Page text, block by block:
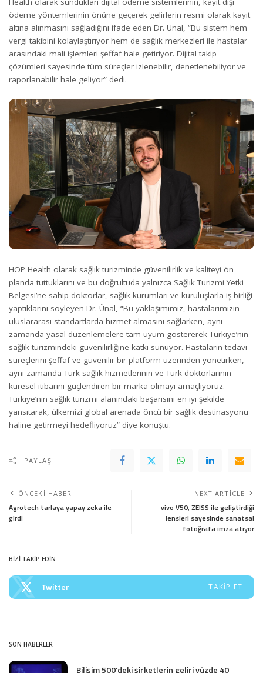
ödeme yöntemlerinin önüne geçerek gelirlerin resmi olarak kayıt
altına alınmasını sağladığını ifade eden Dr. Ünal, “Bu sistem hem
vergi takibini kolaylaştırıyor hem de sağlık merkezleri ile hastalar
arasındaki mali işlemleri şeffaf hale getiriyor. Dijital takip
çözümleri sayesinde tüm süreçler izlenebilir, denetlenebiliyor ve
raporlanabilir hale geliyor” dedi.
HOP Health olarak sağlık turizminde güvenilirlik ve kaliteyi ön
planda tuttuklarını ve bu doğrultuda yalnızca Sağlık Turizmi Yetki
Belgesi’ne sahip doktorlar, sağlık kurumları ve kuruluşlarla iş birliği
yaptıklarını söyleyen Dr. Ünal, “Bu yaklaşımımız, hastalarımızın
uluslararası standartlarda hizmet almasını sağlarken, aynı
zamanda yasal düzenlemelere tam uyum göstererek Türkiye’nin
sağlık turizmindeki güvenilirliğine katkı sunuyor. Hastaların tedavi
süreçlerini şeffaf ve güvenilir bir platform üzerinden yönetirken,
aynı zamanda Türk sağlık hizmetlerinin ve Türk doktorlarının
küresel itibarını güçlendiren bir marka olmayı amaçlıyoruz.
Türkiye’nin sağlık turizmi alanındaki başarısını en iyi şekilde
yansıtarak, ülkemizi global arenada öncü bir sağlık destinasyonu
haline getirmeyi hedefliyoruz” diye konuştu.
PAYLAŞ
ÖNCEKI HABER
Agrotech tarlaya yapay zeka ile
girdi
NEXT ARTICLE
vivo V50, ZEISS ile geliştirdiği
lensleri sayesinde sanatsal
fotoğrafa imza atıyor
BİZİ TAKİP EDİN
Twitter TAKIP ET
SON HABERLER
Bilişim 500’deki şirketlerin geliri yüzde 40